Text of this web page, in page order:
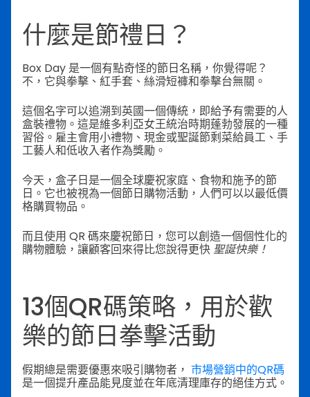
什麼是節禮日？
Box Day 是一個有點奇怪的節日名稱，你覺得呢？
不，它與拳擊、紅手套、絲滑短褲和拳擊台無關。
這個名字可以追溯到英國一個傳統，即給予有需要的人
盒裝禮物。這是維多利亞女王統治時期蓬勃發展的一種
習俗。雇主會用小禮物、現金或聖誕節剩菜給員工、手
工藝人和低收入者作為獎勵。
今天，盒子日是一個全球慶祝家庭、食物和施予的節
日。它也被視為一個節日購物活動，人們可以以最低價
格購買物品。
而且使用 QR 碼來慶祝節日，您可以創造一個個性化的
購物體驗，讓顧客回來得比您說得更快聖誕快樂！
13個QR碼策略，用於歡
樂的節日拳擊活動
假期總是需要優惠來吸引購物者， 市場營銷中的QR碼
是一個提升產品能見度並在年底清理庫存的絕佳方式。